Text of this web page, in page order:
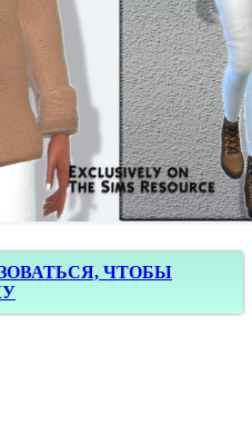
ЧТОБЫ